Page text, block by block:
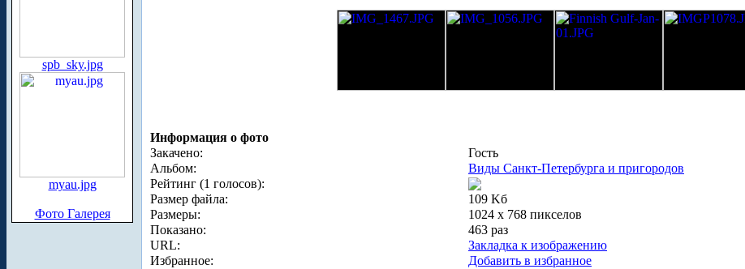
spb_sky.jpg
myau.jpg
Фото Галерея
Информация о фото
Закачено:
Гость
Альбом:
Виды Санкт-Петербурга и пригородов
Рейтинг (1 голосов):
Размер файла:
109 Kб
Размеры:
1024 x 768 пикселов
Показано:
463 раз
URL:
Закладка к изображению
Избранное:
Добавить в избранное